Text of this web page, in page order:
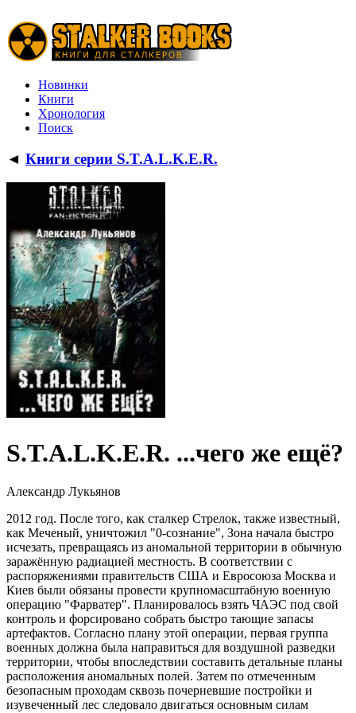
Новинки
Книги
Хронология
Поиск
◄ Книги серии S.T.A.L.K.E.R.
S.T.A.L.K.E.R. ...чего же ещё?
Александр Лукьянов
2012 год. После того, как сталкер Стрелок, также известный,
как Меченый, уничтожил "0-сознание", Зона начала быстро
исчезать, превращаясь из аномальной территории в обычную
заражённую радиацией местность. В соответствии с
распоряжениями правительств США и Евросоюза Москва и
Киев были обязаны провести крупномасштабную военную
операцию "Фарватер". Планировалось взять ЧАЭС под свой
контроль и форсировано собрать быстро тающие запасы
артефактов. Согласно плану этой операции, первая группа
военных должна была направиться для воздушной разведки
территории, чтобы впоследствии составить детальные планы
расположения аномальных полей. Затем по отмеченным
безопасным проходам сквозь почерневшие постройки и
изувеченный лес следовало двигаться основным силам